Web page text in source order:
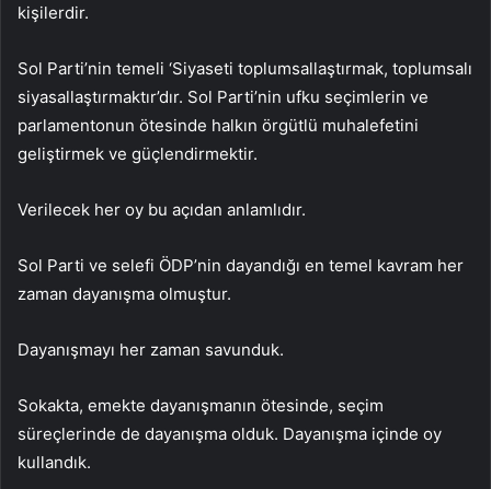
kişilerdir.
Sol Parti’nin temeli ‘Siyaseti toplumsallaştırmak, toplumsalı
siyasallaştırmaktır’dır. Sol Parti’nin ufku seçimlerin ve
parlamentonun ötesinde halkın örgütlü muhalefetini
geliştirmek ve güçlendirmektir.
Verilecek her oy bu açıdan anlamlıdır.
Sol Parti ve selefi ÖDP’nin dayandığı en temel kavram her
zaman dayanışma olmuştur.
Dayanışmayı her zaman savunduk.
Sokakta, emekte dayanışmanın ötesinde, seçim
süreçlerinde de dayanışma olduk. Dayanışma içinde oy
kullandık.